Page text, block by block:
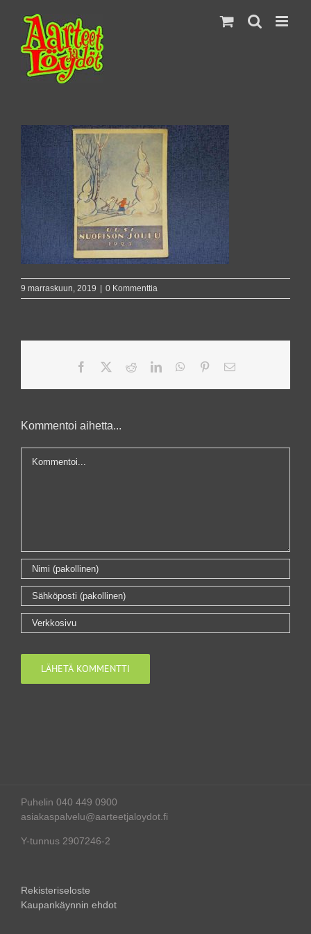
content
9 marraskuun, 2019 0 Kommenttia
Facebook RedditLinkedInWhatsApp
PinterestSähköposti
Kommentoi aihetta...
Puhelin 040 449 0900
asiakaspalvelu@aarteetjaloydot.fi
Y-tunnus 2907246-2
Rekisteriseloste
Kaupankäynnin ehdot